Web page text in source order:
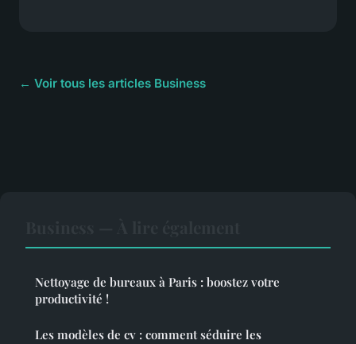
← Voir tous les articles Business
Nettoyage de bureaux à Paris : boostez votre
productivité !
Les modèles de cv : comment séduire les